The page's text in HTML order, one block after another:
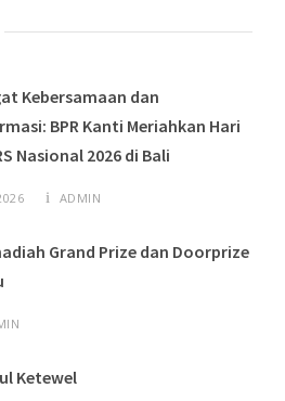
Kebersamaan dan
BPR Kanti Meriahkan Hari
Nasional 2026 di Bali
ADMIN
Grand Prize dan Doorprize
Ketewel